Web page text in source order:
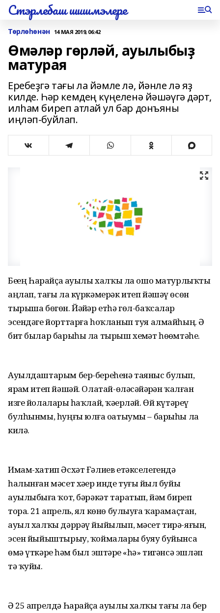
Стэрлебаш шишмэлере
Төрлөһөнән 14 МАЯ 2019, 06:42
Өмәләр гөрләй, ауылыбыҙ
матурая
Еребеҙгә тағы ла йәмле лә, йәнле лә яҙ
килде. Һәр кемдең күңеленә йәшәүгә дәрт,
илһам биреп атлай ул бар донъяны
иңләп-буйлап.
Беҙҙең Һарайҫа ауылы халҡы ла ошо матурлыҡты
аңлап, тағы ла күркәмерәк итеп йәшәү өсөн
тырыша бөгөн. Йәйҙәр етһә гөл-баҡсалар
эсендәге йорттарға һоҡланып туя алмайһың. Ә
бит былар барыһы ла тырыш хеҙмәт һөҙөмтәһе.
Ауылдаштарым бер-береһенә таяныс булып,
ярҙам итеп йәшәй. Олатай-өләсәйҙәрҙән ҡалған
изге йолаларҙы һаҡлай, ҡәҙерләй. Өй күтәреү
булһынмы, һуңғы юлға оҙатыумы – барыһы ла
килә.
Имам-хатип Әсхәт Ғәлиев етәкселегендә
һалынған мәсет хәҙер инде туғыҙ йыл буйы
ауылыбыҙға ҡот, бәрәкәт таратып, йәм биреп
тора. 21 апрель, ял көнө булыуға ҡарамаҫтан,
ауыл халҡы дәррәү йыйылып, мәсет тирә-яғын,
эсен йыйыштырыу, ҡоймаларҙы буяу буйынса
өмә үткәрҙе һәм был эштәрҙе «һә» тигәнсә эшләп
тә ҡуйҙы.
Ә 25 апрелдә Һарайҫа ауылы халҡы тағы ла бер